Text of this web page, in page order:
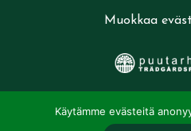
Muokkaa
Käytämme evästeitä